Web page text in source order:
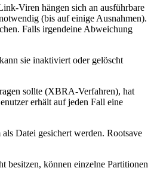
Viren hängen sich an ausführbare
(bis auf einige Ausnahmen).
Falls irgendeine Abweichung
sie inaktiviert oder gelöscht
sollte (XBRA-Verfahren), hat
erhält auf jeden Fall eine
Datei gesichert werden. Rootsave
besitzen, können einzelne Partitionen